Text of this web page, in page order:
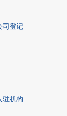
司登记
驻机构